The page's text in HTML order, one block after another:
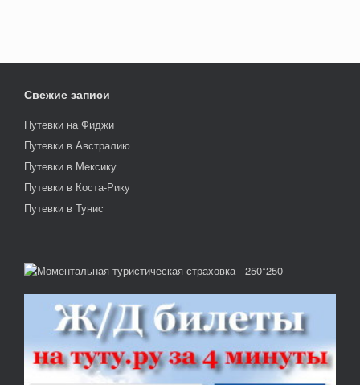
Свежие записи
Путевки на Фиджи
Путевки в Австралию
Путевки в Мексику
Путевки в Коста-Рику
Путевки в Тунис